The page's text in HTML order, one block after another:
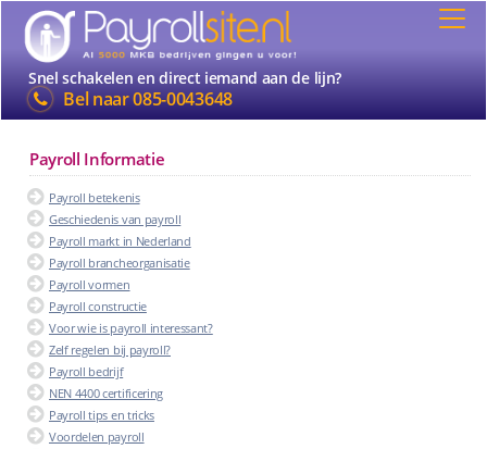
Snel schakelen en direct iemand aan de lijn?
Bel naar085-0043648
Payroll Informatie
Payroll betekenis
Geschiedenis van payroll
Payroll markt in Nederland
Payroll brancheorganisatie
Payroll vormen
Payroll constructie
Voor wie is payroll interessant?
Zelf regelen bij payroll?
Payroll bedrijf
NEN 4400 certificering
Payroll tips en tricks
Voordelen payroll